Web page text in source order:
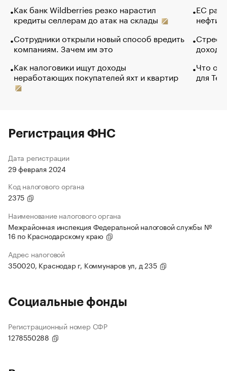
Как банк Wildberries резко нарастил
кредиты селлерам до атак на склады
Сотрудники открыли новый способ вредить
компаниям. Зачем им это
Как налоговики ищут доходы
неработающих покупателей яхт и квартир
ЕС
нефти
Что
для
Регистрация ФНС
Дата регистрации
29 февраля 2024
Код налогового органа
2375
Наименование налогового органа
Межрайонная инспекция Федеральной налоговой службы №
16 по Краснодарскому краю
Адрес налоговой
350020, Краснодар г, Коммунаров ул, д 235
Социальные фонды
Регистрационный номер СФР
1278550288